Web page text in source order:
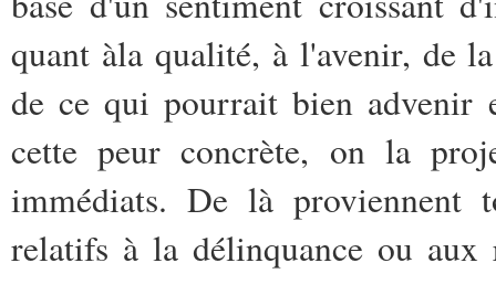
quant àla qualité, à l'avenir, de
de ce qui pourrait bien advenir
cette peur concrète, on la
immédiats. De là proviennent
relatifs à la délinquance ou